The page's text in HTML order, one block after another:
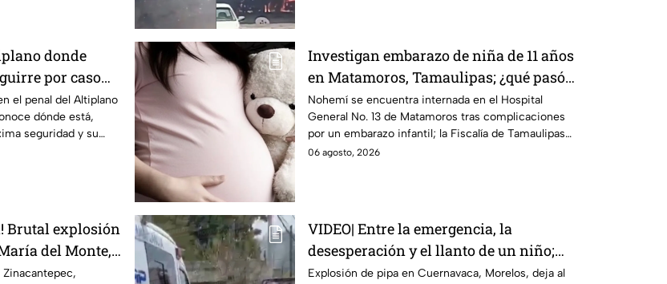
donde
por caso
el penal del Altiplano
dónde está,
seguridad y su
Investigan embarazo de niña de 11 años
en Matamoros, Tamaulipas; ¿qué pasó
con Nohemí?
Nohemí se encuentra internada en el Hospital
General No. 13 de Matamoros tras complicaciones
por un embarazo infantil; la Fiscalía de Tamaulipas
ya investiga.
06 agosto, 2026
Brutal explosión
del Monte,
al menos un
VIDEO| Entre la emergencia, la
desesperación y el llanto de un niño;
adultos desatan pelea tras explosión de
Explosión de pipa en Cuernavaca, Morelos, deja al